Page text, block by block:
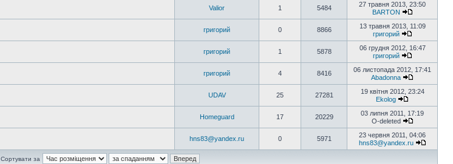
Valior 1 5484
27 травня 2013, 23:50
BARTON
григорий 0 8866
13 травня 2013, 11:09
григорий
григорий 1 5878
06 грудня 2012, 16:47
григорий
григорий 4 8416
06 листопада 2012, 17:41
Abadonna
UDAV 25 27281
19 квітня 2012, 23:24
Ekolog
Homeguard 17 20229
03 липня 2011, 17:19
O-deleted
hns83@yandex.ru 0 5971
23 червня 2011, 04:06
hns83@yandex.ru
Сортувати за